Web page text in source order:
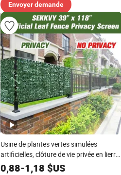
Envoyer demande
Usine de plantes vertes simulées
artificielles, clôture de vie privée en lierre,
décoration extérieure
0,88-1,18 $US